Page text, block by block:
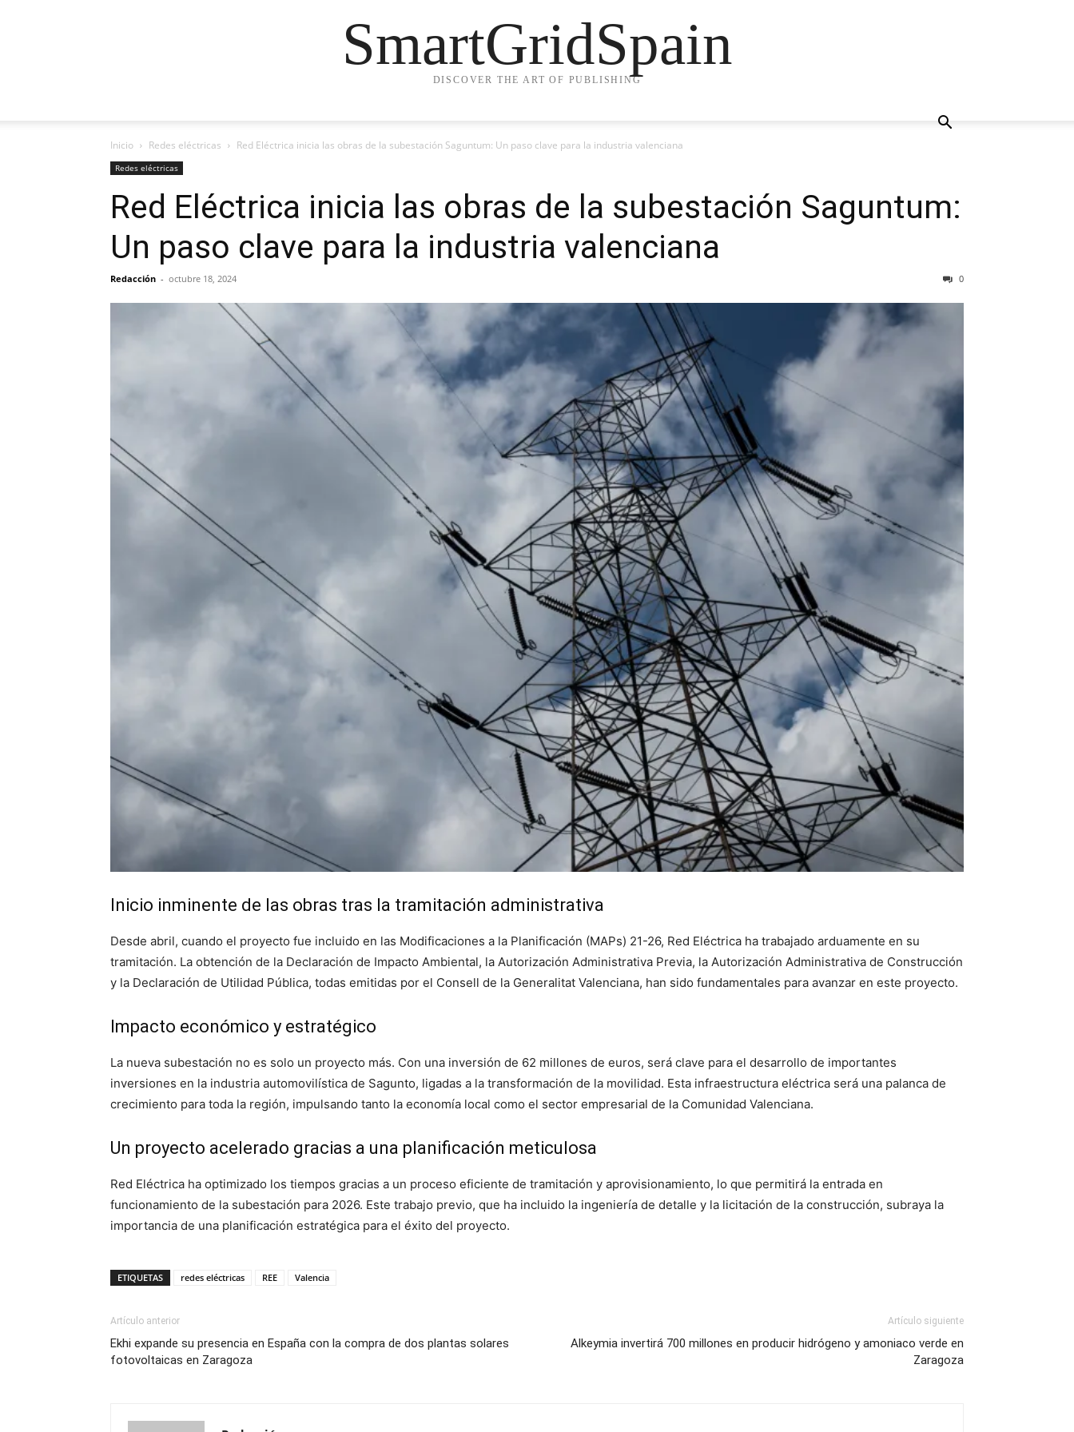
SmartGridSpain
DISCOVER THE ART OF PUBLISHING
Inicio Redes eléctricas Red Eléctrica inicia las obras de la subestación Saguntum: Un paso clave para la industria valenciana
Redes eléctricas
Red Eléctrica inicia las obras de la subestación Saguntum:
Un paso clave para la industria valenciana
Redacción - octubre 18, 2024 0
Inicio inminente de las obras tras la tramitación administrativa
Desde abril, cuando el proyecto fue incluido en las Modificaciones a la Planificación (MAPs) 21-26, Red Eléctrica ha trabajado arduamente en su
tramitación. La obtención de la Declaración de Impacto Ambiental, la Autorización Administrativa Previa, la Autorización Administrativa de Construcción
y la Declaración de Utilidad Pública, todas emitidas por el Consell de la Generalitat Valenciana, han sido fundamentales para avanzar en este proyecto.
Impacto económico y estratégico
La nueva subestación no es solo un proyecto más. Con una inversión de 62 millones de euros, será clave para el desarrollo de importantes
inversiones en la industria automovilística de Sagunto, ligadas a la transformación de la movilidad. Esta infraestructura eléctrica será una palanca de
crecimiento para toda la región, impulsando tanto la economía local como el sector empresarial de la Comunidad Valenciana.
Un proyecto acelerado gracias a una planificación meticulosa
Red Eléctrica ha optimizado los tiempos gracias a un proceso eficiente de tramitación y aprovisionamiento, lo que permitirá la entrada en
funcionamiento de la subestación para 2026. Este trabajo previo, que ha incluido la ingeniería de detalle y la licitación de la construcción, subraya la
importancia de una planificación estratégica para el éxito del proyecto.
ETIQUETAS redes eléctricas REE Valencia
Artículo anterior
Ekhi expande su presencia en España con la compra de dos plantas solares
fotovoltaicas en Zaragoza
Artículo siguiente
Alkeymia invertirá 700 millones en producir hidrógeno y amoniaco verde en
Zaragoza